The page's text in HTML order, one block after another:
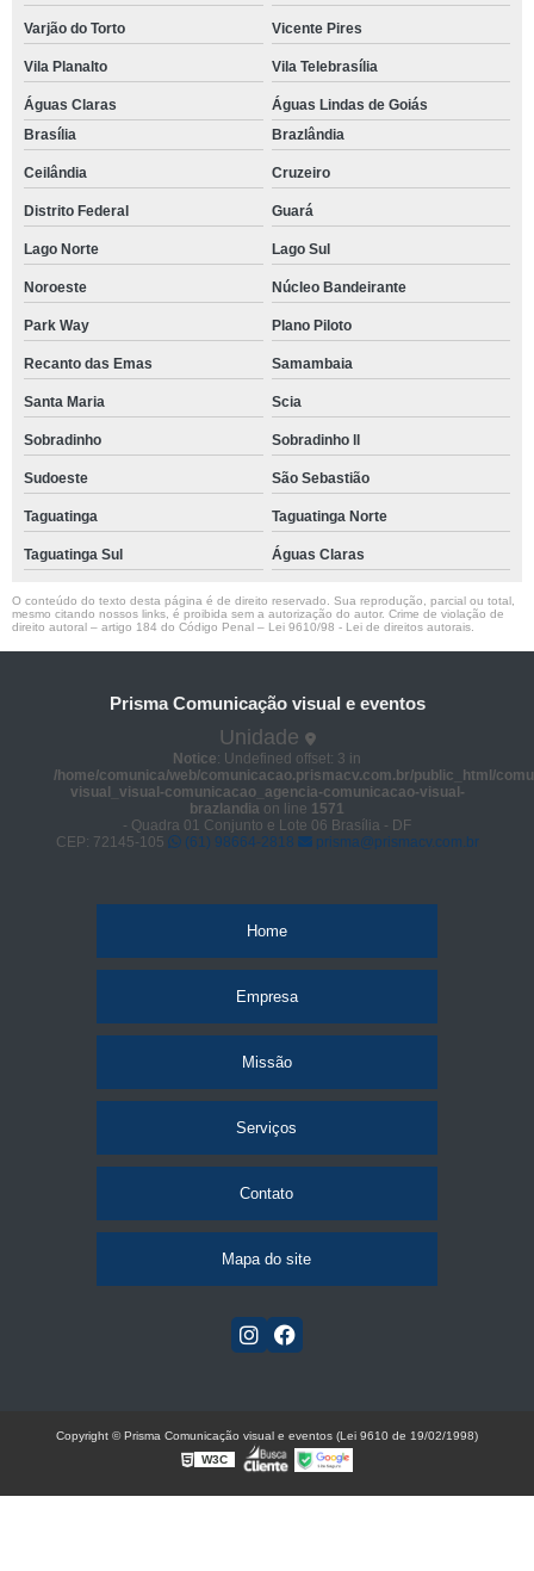
Varjão do Torto Vicente Pires
Vila Planalto Vila Telebrasília
Águas Claras
Águas Lindas de Goiás
Brasília
Brazlândia
Ceilândia Cruzeiro
Distrito Federal Guará
Lago Norte Lago Sul
Noroeste Núcleo Bandeirante
Park Way Plano Piloto
Recanto das Emas Samambaia
Santa Maria Scia
Sobradinho Sobradinho ll
Sudoeste São Sebastião
Taguatinga Taguatinga Norte
Taguatinga Sul Águas Claras
O conteúdo do texto desta página é de direito reservado. Sua reprodução, parcial ou total,
mesmo citando nossos links, é proibida sem a autorização do autor. Crime de violação de
direito autoral – artigo 184 do Código Penal – Lei 9610/98 - Lei de direitos autorais
Prisma Comunicação visual e eventos
Unidade
Notice: Undefined offset: 3 in
/home/comunica/web/comunicacao.prismacv.com.br/public_html/
visual_visual-comunicacao_agencia-comunicacao-visual-
brazlandia on line 1571
- Quadra 01 Conjunto e Lote 06 Brasília - DF
CEP: 72145-105
(61) 98664-2818 prisma@prismacv.com.br
Home
Empresa
Missão
Serviços
Contato
Mapa do site
Copyright © Prisma Comunicação visual e eventos (Lei 9610 de 19/02/1998)
W3C